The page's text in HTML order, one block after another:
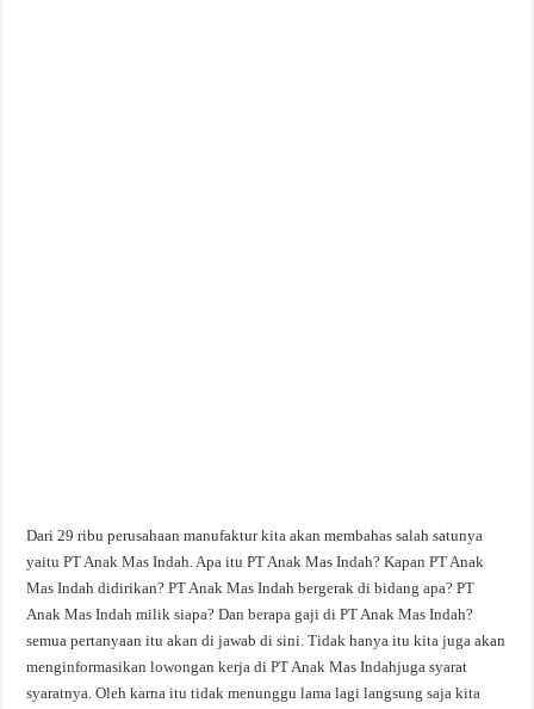
Dari 29 ribu perusahaan manufaktur kita akan membahas salah satunya
yaitu PT Anak Mas Indah. Apa itu PT Anak Mas Indah? Kapan PT Anak
Mas Indah didirikan? PT Anak Mas Indah bergerak di bidang apa? PT
Anak Mas Indah milik siapa? Dan berapa gaji di PT Anak Mas Indah?
semua pertanyaan itu akan di jawab di sini. Tidak hanya itu kita juga akan
menginformasikan lowongan kerja di PT Anak Mas Indahjuga syarat
syaratnya. Oleh karna itu tidak menunggu lama lagi langsung saja kita